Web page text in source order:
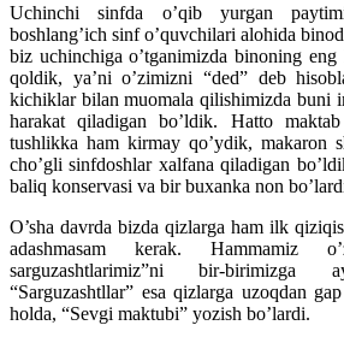
Uchinchi sinfda o’qib yurgan
boshlang’ich sinf o’quvchilari alohida
biz uchinchiga o’tganimizda binoning eng
qoldik, ya’ni o’zimizni “ded” deb
kichiklar bilan muomala qilishimizda buni
harakat qiladigan bo’ldik. Hatto
tushlikka ham kirmay qo’ydik, makaron
cho’gli sinfdoshlar xalfana qiladigan
baliq konservasi va bir buxanka non
O’sha davrda bizda qizlarga ham ilk
adashmasam kerak. Hammamiz
sarguzashtlarimiz”ni bir-birimizga
“Sarguzashtllar” esa qizlarga uzoqdan
holda, “Sevgi maktubi” yozish bo’lardi.